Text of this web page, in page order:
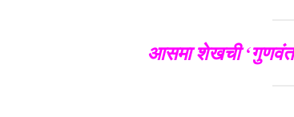
आसमा शेखची ‘गुणवंत